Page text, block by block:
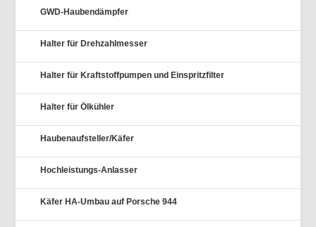
GWD-Haubendämpfer
Halter für Drehzahlmesser
Halter für Kraftstoffpumpen und Einspritzfilter
Halter für Ölkühler
Haubenaufsteller/Käfer
Hochleistungs-Anlasser
Käfer HA-Umbau auf Porsche 944